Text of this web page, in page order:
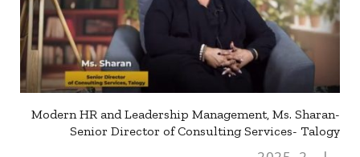
Modern HR and Leadership Management, Ms. Sharan-
Senior Director of Consulting Services- Talogy